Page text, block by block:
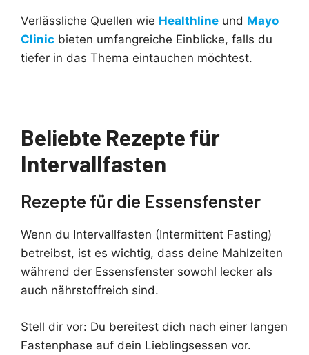
Verlässliche Quellen wie Healthline und Mayo
Clinic bieten umfangreiche Einblicke, falls du
tiefer in das Thema eintauchen möchtest.
Beliebte Rezepte für
Intervallfasten
Rezepte für die Essensfenster
Wenn du Intervallfasten (Intermittent Fasting)
betreibst, ist es wichtig, dass deine Mahlzeiten
während der Essensfenster sowohl lecker als
auch nährstoffreich sind.
Stell dir vor: Du bereitest dich nach einer langen
Fastenphase auf dein Lieblingsessen vor.